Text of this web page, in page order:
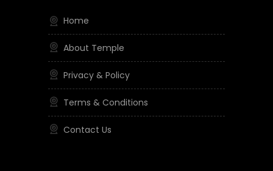
Home
About Temple
Privacy & Policy
Terms & Conditions
Contact Us